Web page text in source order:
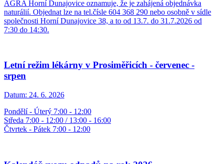
AGRA Horní Dunajovice oznamuje, že je zahájená objednávka
naturálií. Objednat lze na tel.čísle 604 368 290 nebo osobně v sídle
společnosti Horní Dunajovice 38, a to od 13.7. do 31.7.2026 od
7:30 do 14:30.
Letní režim lékárny v Prosiměřicích - červenec -
srpen
Datum: 24. 6. 2026
Pondělí - Úterý 7:00 - 12:00
Středa 7:00 - 12:00 / 13:00 - 16:00
Čtvrtek - Pátek 7:00 - 12:00